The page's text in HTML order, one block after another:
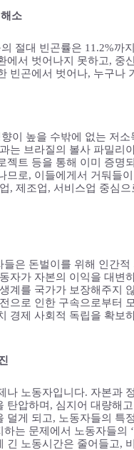
소
절대 빈곤률은 11.2%까
에서 벗어나지 못하고, 중
빈곤에서 벗어나, 누구나
이 높을 수밖에 없는 저
는 브라질의 볼사 파밀리
젝트 등을 통해 이미 증명
므로, 이들에게서 거둬들
, 제조업, 서비스업 중심
은 돈벌이를 위해 인간
자가 자본의 이익을 대변
계를 국가가 보장해주지
으로 인한 구속으로부터
경제 사회적 독립을 확보
나 노동자입니다. 자본과
탄압하며, 심지어 대량해
덜게 되고, 노동자들의 특
는 문제에서 노동자들의
긴 노동시간은 줄어들고,